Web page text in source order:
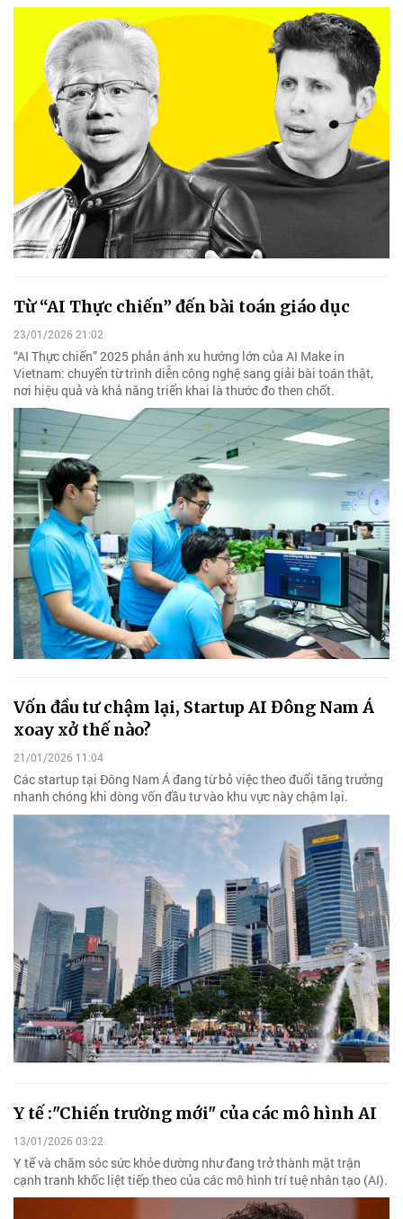
Từ “AI Thực chiến” đến bài toán giáo dục
23/01/2026 21:02
“AI Thực chiến” 2025 phản ánh xu hướng lớn của AI Make in
Vietnam: chuyển từ trình diễn công nghệ sang giải bài toán thật,
nơi hiệu quả và khả năng triển khai là thước đo then chốt.
Vốn đầu tư chậm lại, Startup AI Đông Nam Á
xoay xở thế nào?
21/01/2026 11:04
Các startup tại Đông Nam Á đang từ bỏ việc theo đuổi tăng trưởng
nhanh chóng khi dòng vốn đầu tư vào khu vực này chậm lại.
Y tế :"Chiến trường mới" của các mô hình AI
13/01/2026 03:22
Y tế và chăm sóc sức khỏe dường như đang trở thành mặt trận
cạnh tranh khốc liệt tiếp theo của các mô hình trí tuệ nhân tạo (AI).